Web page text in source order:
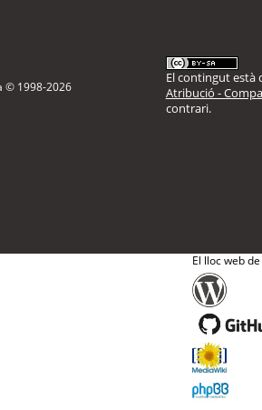
© 1998-2026
El contingut està
Atribució -
contrari.
El lloc web